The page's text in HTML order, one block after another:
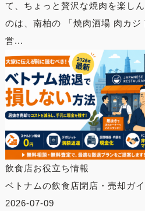
て、ちょっと贅沢な焼肉を楽し
のは、南柏の 「焼肉酒場 肉カ
営...
飲食店お役立ち情報
ベトナムの飲食店閉店・売却ガ
2026-07-09